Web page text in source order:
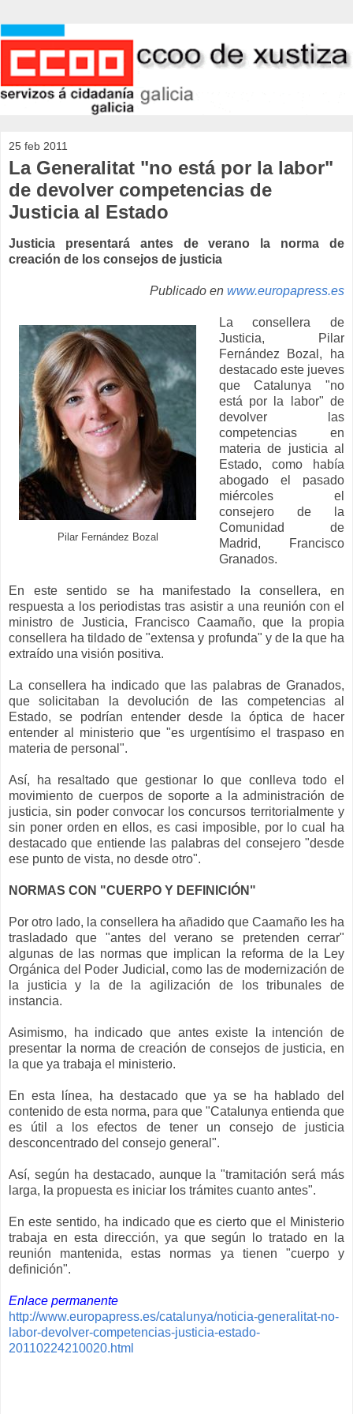
25 feb 2011
La Generalitat "no está por la labor"
de devolver competencias de
Justicia al Estado
Justicia presentará antes de verano la norma de
creación de los consejos de justicia
Publicado en www.europapress.es
Pilar Fernández Bozal
La consellera de
Justicia, Pilar
Fernández Bozal, ha
destacado este jueves
que Catalunya "no
está por la labor" de
devolver las
competencias en
materia de justicia al
Estado, como había
abogado el pasado
miércoles el
consejero de la
Comunidad de
Madrid, Francisco
Granados.
En este sentido se ha manifestado la consellera, en
respuesta a los periodistas tras asistir a una reunión con el
ministro de Justicia, Francisco Caamaño, que la propia
consellera ha tildado de "extensa y profunda" y de la que ha
extraído una visión positiva.
La consellera ha indicado que las palabras de Granados,
que solicitaban la devolución de las competencias al
Estado, se podrían entender desde la óptica de hacer
entender al ministerio que "es urgentísimo el traspaso en
materia de personal".
Así, ha resaltado que gestionar lo que conlleva todo el
movimiento de cuerpos de soporte a la administración de
justicia, sin poder convocar los concursos territorialmente y
sin poner orden en ellos, es casi imposible, por lo cual ha
destacado que entiende las palabras del consejero "desde
ese punto de vista, no desde otro".
NORMAS CON "CUERPO Y DEFINICIÓN"
Por otro lado, la consellera ha añadido que Caamaño les ha
trasladado que "antes del verano se pretenden cerrar"
algunas de las normas que implican la reforma de la Ley
Orgánica del Poder Judicial, como las de modernización de
la justicia y la de la agilización de los tribunales de
instancia.
Asimismo, ha indicado que antes existe la intención de
presentar la norma de creación de consejos de justicia, en
la que ya trabaja el ministerio.
En esta línea, ha destacado que ya se ha hablado del
contenido de esta norma, para que "Catalunya entienda que
es útil a los efectos de tener un consejo de justicia
desconcentrado del consejo general".
Así, según ha destacado, aunque la "tramitación será más
larga, la propuesta es iniciar los trámites cuanto antes".
En este sentido, ha indicado que es cierto que el Ministerio
trabaja en esta dirección, ya que según lo tratado en la
reunión mantenida, estas normas ya tienen "cuerpo y
definición".
Enlace permanente
http://www.europapress.es/catalunya/noticia-generalitat-no-
labor-devolver-competencias-justicia-estado-
20110224210020.html